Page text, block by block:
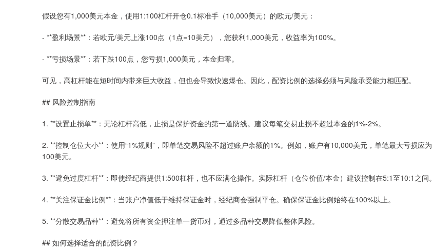
假设您有1,000美元本金，使用1:100杠杆开仓0.1标准手（10,000美元）的欧元/美元：
- **盈利场景**：若欧元/美元上涨100点（1点=10美元），您获利1,000美元，收益率为100%。
- **亏损场景**：若下跌100点，您亏损1,000美元，本金归零。
可见，高杠杆能在短时间内带来巨大收益，但也会导致快速爆仓。因此，配资比例的选择必须与风险承受能力相匹配。
## 风险控制指南
1. **设置止损单**：无论杠杆高低，止损是保护资金的第一道防线。建议每笔交易止损不超过本金的1%-2%。
2. **控制仓位大小**：使用“1%规则”，即单笔交易风险不超过账户余额的1%。例如，账户有10,000美元，单笔最大亏损应为
100美元。
3. **避免过度杠杆**：即使经纪商提供1:500杠杆，也不应满仓操作。实际杠杆（仓位价值/本金）建议控制在5:1至10:1之间。
4. **关注保证金比例**：当账户净值低于维持保证金时，经纪商会强制平仓。确保保证金比例始终在100%以上。
5. **分散交易品种**：避免将所有资金押注单一货币对，通过多品种交易降低整体风险。
## 如何选择适合的配资比例？